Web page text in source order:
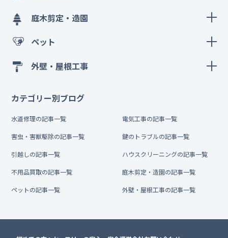
庭木剪定・造園
ペット
外壁・屋根工事
カテゴリー別ブログ
水道修理の記事一覧 電気工事の記事一覧
害虫・害獣駆除の記事一覧 鍵のトラブルの記事一覧
引越しの記事一覧 ハウスクリーニングの記事一覧
不用品買取の記事一覧 庭木剪定・造園の記事一覧
ペットの記事一覧 外壁・屋根工事の記事一覧